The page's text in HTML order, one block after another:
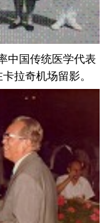
中国传统医学代表
拉奇机场留影。